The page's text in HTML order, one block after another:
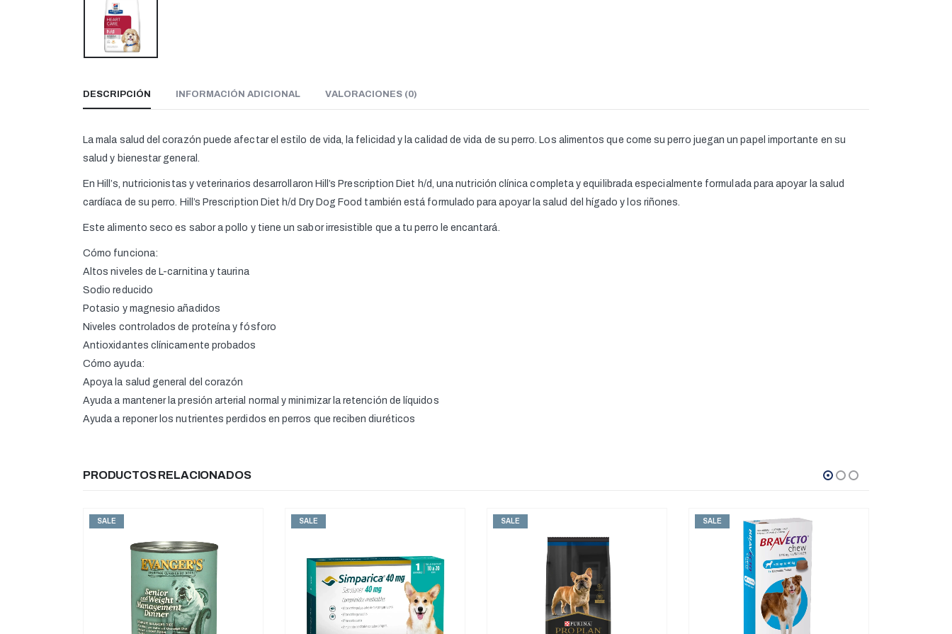
DESCRIPCIÓN INFORMACIÓN ADICIONAL VALORACIONES (0)
La mala salud del corazón puede afectar el estilo de vida, la felicidad y la calidad de vida de su perro. Los alimentos que come su perro juegan un papel importante en su
salud y bienestar general.
En Hill’s, nutricionistas y veterinarios desarrollaron Hill’s Prescription Diet h/d, una nutrición clínica completa y equilibrada especialmente formulada para apoyar la salud
cardíaca de su perro. Hill’s Prescription Diet h/d Dry Dog Food también está formulado para apoyar la salud del hígado y los riñones.
Este alimento seco es sabor a pollo y tiene un sabor irresistible que a tu perro le encantará.
Cómo funciona:
Altos niveles de L-carnitina y taurina
Sodio reducido
Potasio y magnesio añadidos
Niveles controlados de proteína y fósforo
Antioxidantes clínicamente probados
Cómo ayuda:
Apoya la salud general del corazón
Ayuda a mantener la presión arterial normal y minimizar la retención de líquidos
Ayuda a reponer los nutrientes perdidos en perros que reciben diuréticos
PRODUCTOS RELACIONADOS
SALE SALE SALE SALE